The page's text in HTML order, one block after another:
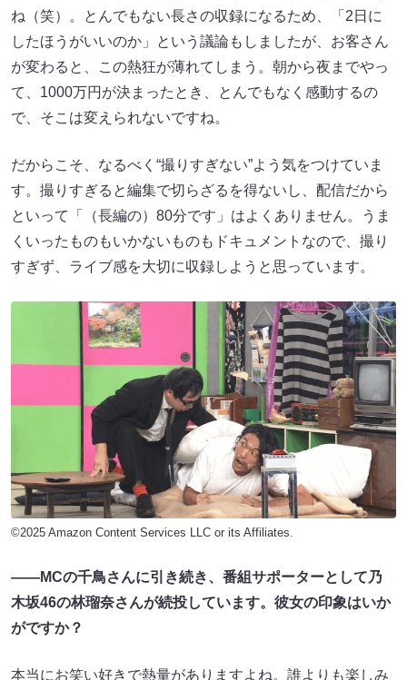
ね（笑）。とんでもない長さの収録になるため、「2日に
したほうがいいのか」という議論もしましたが、お客さん
が変わると、この熱狂が薄れてしまう。朝から夜までやっ
て、1000万円が決まったとき、とんでもなく感動するの
で、そこは変えられないですね。
だからこそ、なるべく“撮りすぎない”よう気をつけていま
す。撮りすぎると編集で切らざるを得ないし、配信だから
といって「（長編の）80分です」はよくありません。うま
くいったものもいかないものもドキュメントなので、撮り
すぎず、ライブ感を大切に収録しようと思っています。
©2025 Amazon Content Services LLC or its Affiliates.
――MCの千鳥さんに引き続き、番組サポーターとして乃
木坂46の林瑠奈さんが続投しています。彼女の印象はいか
がですか？
本当にお笑い好きで熱量がありますよね。誰よりも楽しみ